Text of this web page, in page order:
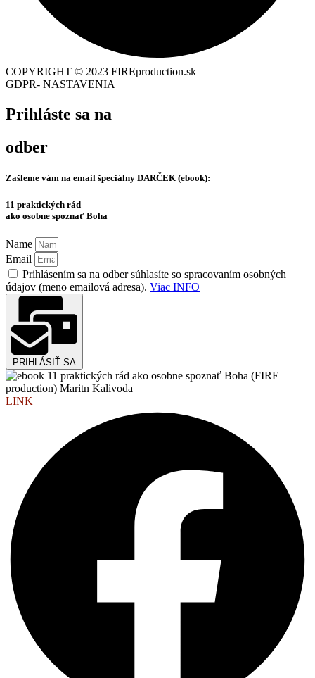
COPYRIGHT © 2023 FIREproduction.sk
GDPR- NASTAVENIA
Prihláste sa na
odber
Zašleme vám na email špeciálny DARČEK (ebook):
11 praktických rád
ako osobne spoznať Boha
Name
Email
Prihlásením sa na odber súhlasíte so spracovaním osobných
údajov (meno emailová adresa). Viac INFO
PRIHLÁSIŤ SA
LINK